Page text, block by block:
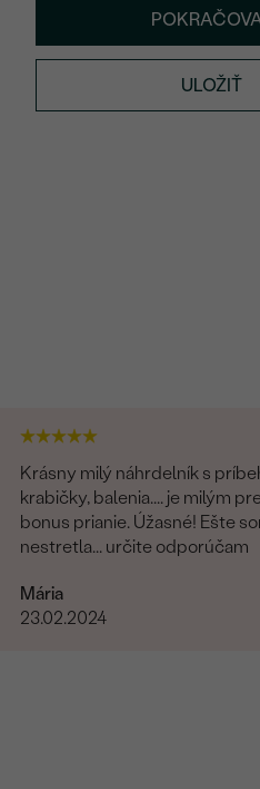
ULOŽIŤ
€ 639
Krásny milý náhrdelník s
krabičky, balenia.... je milým
bonus prianie. Úžasné! Ešte
nestretla... určite odporúčam
Mária
23.02.2024